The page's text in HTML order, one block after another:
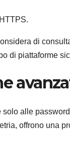
di
di piattaforme
alle
offrono una